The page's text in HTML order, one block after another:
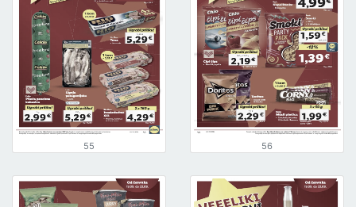
55 56